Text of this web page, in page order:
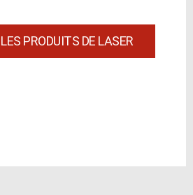
PRODUITS DE LASER